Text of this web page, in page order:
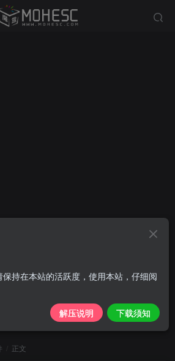
正文
持在本站的活跃度，使用本站，仔细阅
解压说明 下载须知